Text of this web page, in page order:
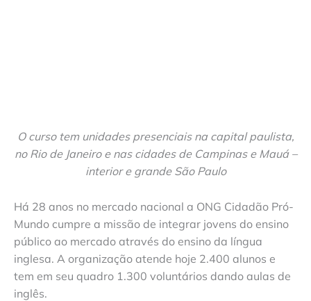
O curso tem unidades presenciais na capital paulista,
no Rio de Janeiro e nas cidades de Campinas e Mauá –
interior e grande São Paulo
Há 28 anos no mercado nacional a ONG Cidadão Pró-
Mundo cumpre a missão de integrar jovens do ensino
público ao mercado através do ensino da língua
inglesa. A organização atende hoje 2.400 alunos e
tem em seu quadro 1.300 voluntários dando aulas de
inglês.